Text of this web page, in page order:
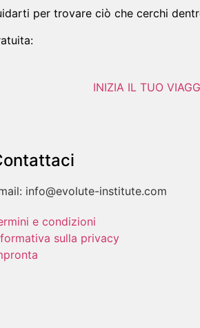
per trovare ciò che cerchi
INIZIA IL TUO
info@evolute-institute.com
e condizioni
sulla privacy